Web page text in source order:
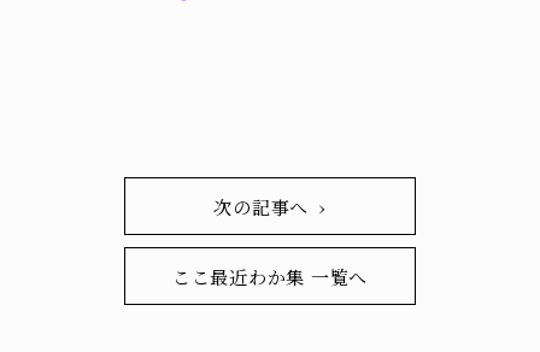
次の記事へ ›
ここ最近わか集 一覧へ